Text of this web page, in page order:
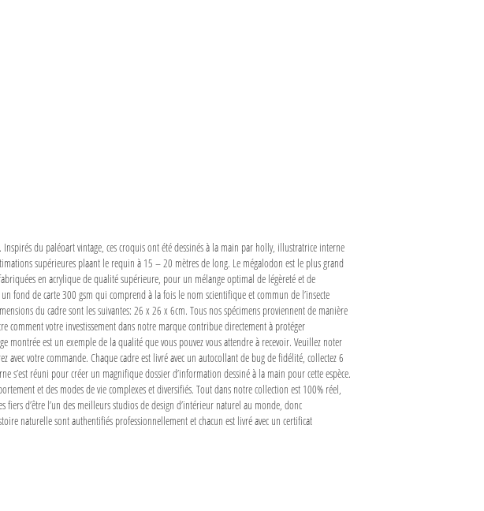
du paléoart vintage, ces croquis ont été dessinés à la main par holly, illustratrice interne
supérieures plaant le requin à 15 – 20 mètres de long. Le mégalodon est le plus grand
en acrylique de qualité supérieure, pour un mélange optimal de légèreté et de
fond de carte 300 gsm qui comprend à la fois le nom scientifique et commun de l’insecte
du cadre sont les suivantes: 26 x 26 x 6cm. Tous nos spécimens proviennent de manière
comment votre investissement dans notre marque contribue directement à protéger
montrée est un exemple de la qualité que vous pouvez vous attendre à recevoir. Veuillez noter
votre commande. Chaque cadre est livré avec un autocollant de bug de fidélité, collectez 6
réuni pour créer un magnifique dossier d’information dessiné à la main pour cette espèce.
et des modes de vie complexes et diversifiés. Tout dans notre collection est 100% réel,
d’être l’un des meilleurs studios de design d’intérieur naturel au monde, donc
naturelle sont authentifiés professionnellement et chacun est livré avec un certificat